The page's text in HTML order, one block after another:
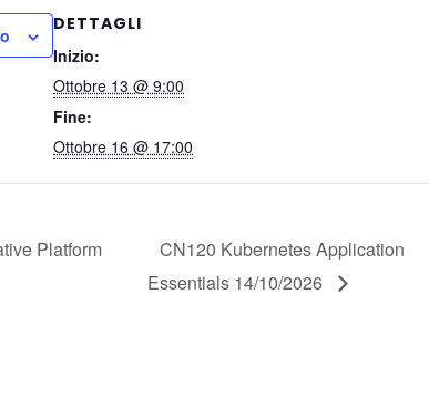
DETTAGLI
Inizio:
Ottobre 13 @ 9:00
Fine:
Ottobre 16 @ 17:00
Platform
CN120 Kubernetes Application
Essentials 14/10/2026